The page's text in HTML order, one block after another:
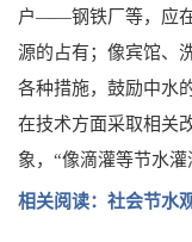
户——钢铁厂等，应
源的占有；像宾馆、
各种措施，鼓励中水
在技术方面采取相关
象，“像滴灌等节水
相关阅读：社会节水